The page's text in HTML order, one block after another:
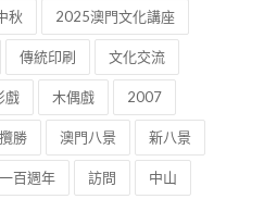
秋 2025澳門文化講座
傳統印刷 文化交流
戲 木偶戲 2007
勝 澳門八景 新八景
一百週年 訪問 中山